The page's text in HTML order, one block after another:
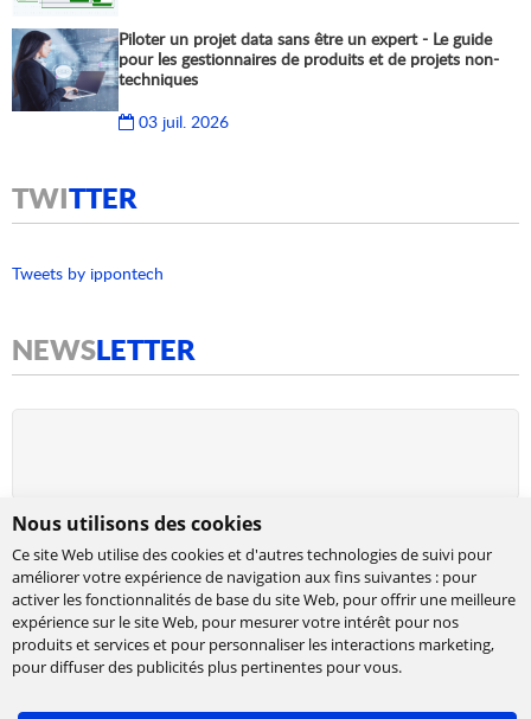
Nous utilisons des cookies
Ce site Web utilise des cookies et d'autres technologies de suivi pour
améliorer votre expérience de navigation aux fins suivantes : pour
activer les fonctionnalités de base du site Web, pour offrir une meilleure
expérience sur le site Web, pour mesurer votre intérêt pour nos
produits et services et pour personnaliser les interactions marketing,
pour diffuser des publicités plus pertinentes pour vous.
Piloter un projet data sans être un expert - Le guide
pour les gestionnaires de produits et de projets non-
techniques
03 juil. 2026
TWITTER
Tweets by ippontech
NEWSLETTER
Cabinet de conseil et d’expertises en
Ippon accompagne la transformation numérique